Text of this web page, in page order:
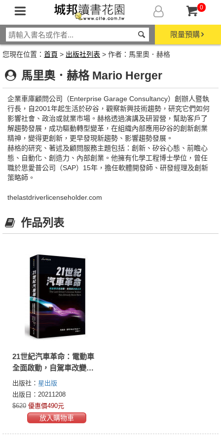
0
限量預購
您現在位置： 首頁 > 出版社列表 > 作者：馬里奧．赫格
馬里奧．赫格 Mario Herger
企業車庫顧問公司（Enterprise Garage Consultancy）創辦人暨執
行長，自2001年起生活於矽谷，觀察新興技術趨勢，研究它們如何
影響社會、政治或就業市場。赫格透過演講及研習營，幫助客戶了
解趨勢發展，成功驅動轉型變革，在組織內部應用矽谷的創新創業
精神，變得更創新，更早發現新趨勢、影響趨勢發展。
赫格的研究、著述及顧問服務主題包括：創新、矽谷心態、前瞻心
態、自動化、創造力、內部創業。他擁有化學工程博士學位，曾任
職於思愛普公司（SAP）15年，擔任軟體開發師、研發經理及創新
策略師。
thelastdriverlicenseholder.com
作品列表
21世紀汽車革命：電動車
全面啟動，自駕車改變世
界
出版社： 星出版
出版日：20211208
$620 優惠價490元
放入購物車